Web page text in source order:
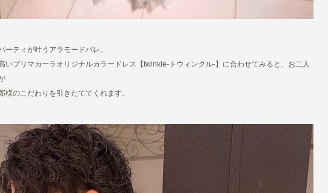
ティが叶うアラモードパレ。
いプリマカーラオリジナルカラードレス【twinkle-トウィンクル-】に合わせてみると、お二人
のこだわりを引きたててくれます。